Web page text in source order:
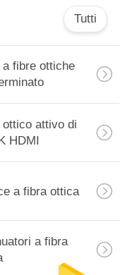
Tutti
fibre ottiche
attivo di
HDMI
a fibra ottica
a fibra